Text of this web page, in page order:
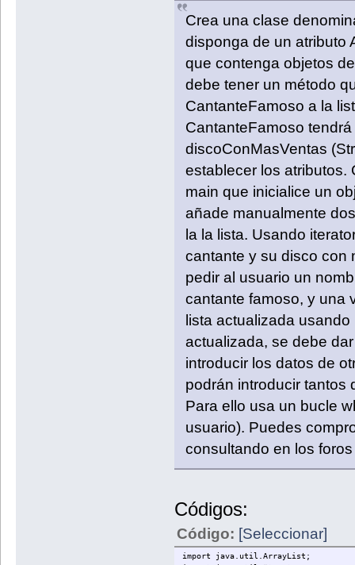
Crea una clase
disponga de un atributo
que contenga objetos
debe tener un método
CantanteFamoso a la
CantanteFamoso
discoConMasVentas
establecer los atributos.
main que inicialice un
añade manualmente
la la lista. Usando
cantante y su disco con
pedir al usuario un
cantante famoso, y una
lista actualizada
actualizada, se debe
introducir los datos de
podrán introducir tantos
Para ello usa un bucle
usuario). Puedes
consultando en los
Códigos:
Código: [Seleccionar]
import java.util.ArrayList;